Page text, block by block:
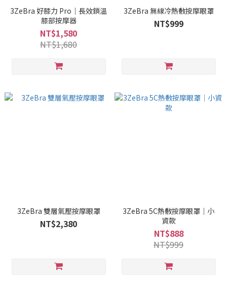
3ZeBra 好膝力 Pro｜長效鎖溫
膝部按摩器
NT$1,580
NT$1,680
3ZeBra 無線冷熱敷按摩眼罩
NT$999
3ZeBra 雙層氣壓按摩眼罩
NT$2,380
3ZeBra 5C熱敷按摩眼罩｜小
資款
NT$888
NT$999